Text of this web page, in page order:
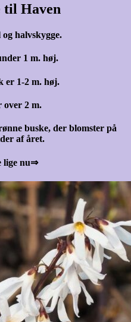
til Haven
halvskygge.
1 m. høj.
er 1-2 m. høj.
over 2 m.
buske, der blomster på
af året.
lige nu⇒